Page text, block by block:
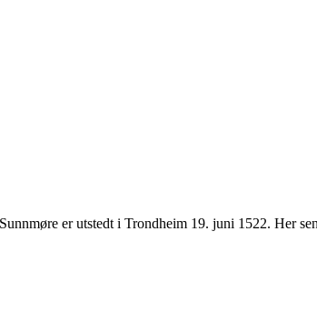
er utstedt i Trondheim 19. juni 1522. Her